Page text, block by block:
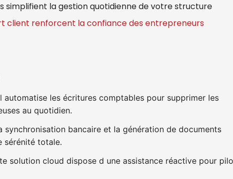
simplifient la gestion quotidienne de votre structure
client renforcent la confiance des entrepreneurs
automatise les écritures comptables pour supprimer les
au quotidien.
synchronisation bancaire et la génération de documents
sérénité totale.
solution cloud dispose d une assistance réactive pour